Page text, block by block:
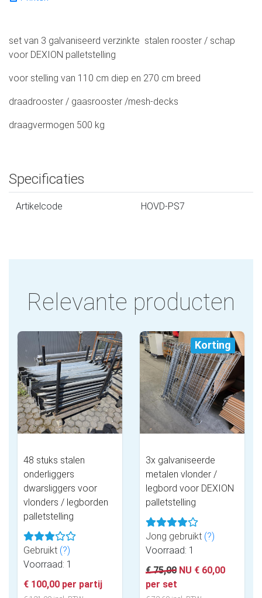
set van 3 galvaniseerd verzinkte stalen rooster / schap
voor DEXION palletstelling
voor stelling van 110 cm diep en 270 cm breed
draadrooster / gaasrooster /mesh-decks
draagvermogen 500 kg
Specificaties
Artikelcode HOVD-PS7
Relevante producten
48 stuks stalen
onderliggers
dwarsliggers voor
vlonders / legborden
palletstelling
Gebruikt (?)
Voorraad: 1
€ 100,00 per partij
Korting
3x galvaniseerde
metalen vlonder /
legbord voor DEXION
palletstelling
Jong gebruikt (?)
Voorraad: 1
€ 75,00 NU € 60,00
per set